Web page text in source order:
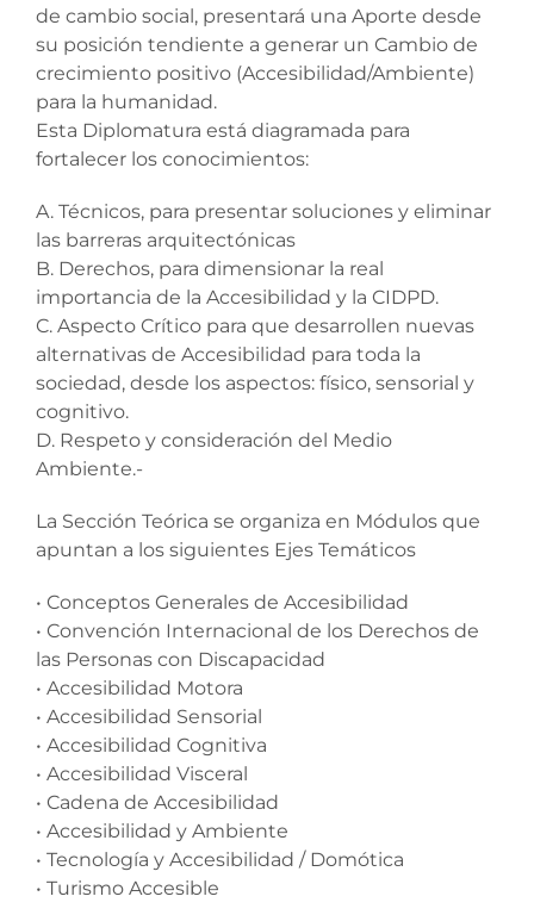
de cambio social, presentará una Aporte desde
su posición tendiente a generar un Cambio de
crecimiento positivo (Accesibilidad/Ambiente)
para la humanidad.
Esta Diplomatura está diagramada para
fortalecer los conocimientos:
A. Técnicos, para presentar soluciones y eliminar
las barreras arquitectónicas
B. Derechos, para dimensionar la real
importancia de la Accesibilidad y la CIDPD.
C. Aspecto Crítico para que desarrollen nuevas
alternativas de Accesibilidad para toda la
sociedad, desde los aspectos: físico, sensorial y
cognitivo.
D. Respeto y consideración del Medio
Ambiente.-
La Sección Teórica se organiza en Módulos que
apuntan a los siguientes Ejes Temáticos
• Conceptos Generales de Accesibilidad
• Convención Internacional de los Derechos de
las Personas con Discapacidad
• Accesibilidad Motora
• Accesibilidad Sensorial
• Accesibilidad Cognitiva
• Accesibilidad Visceral
• Cadena de Accesibilidad
• Accesibilidad y Ambiente
• Tecnología y Accesibilidad / Domótica
• Turismo Accesible